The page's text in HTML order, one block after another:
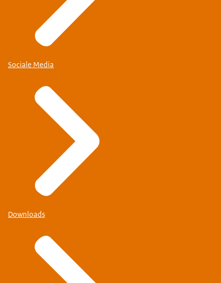
Sociale Media
Downloads